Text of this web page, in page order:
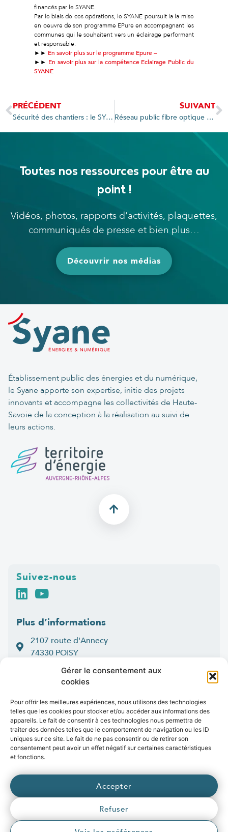
Gérer le consentement aux
cookies
Pour offrir les meilleures expériences, nous utilisons des technologies
telles que les cookies pour stocker et/ou accéder aux informations des
appareils. Le fait de consentir à ces technologies nous permettra de
traiter des données telles que le comportement de navigation ou les ID
uniques sur ce site. Le fait de ne pas consentir ou de retirer son
consentement peut avoir un effet négatif sur certaines caractéristiques
et fonctions.
Accepter
Refuser
financés par le SYANE.
Par le biais de ces opérations, le SYANE poursuit la la mise
en oeuvre de son programme EPure en accompagnant les
communes qui le souhaitent vers un éclairage performant
et responsable.
►► En savoir plus sur le programme Epure –
►► En savoir plus sur la compétence Eclairage Public du
SYANE
PRÉCÉDENT
Sécurité des chantiers : le SYANE et GRDF partenaires
SUIVANT
Réseau public fibre optique du SYANE : point d’avancement
Toutes nos ressources pour être au
point !
Vidéos, photos, rapports d’activités, plaquettes,
communiqués de presse et bien plus…
Découvrir nos médias
Établissement public des énergies et du numérique,
le Syane apporte son expertise, initie des projets
innovants et accompagne les collectivités de Haute-
Savoie de la conception à la réalisation au suivi de
leurs actions.
Suivez-nous
Plus d’informations
2107 route d'Annecy
74330 POISY
04 50 33 50 60
Lun > jeu : 9h-12h et 14h-16h30
Ven:9h-12h et 14h-16h
Contact
Emplois
fibre.syane.fr/syanchaleur.fr/syanenr.com/
eborn.fr